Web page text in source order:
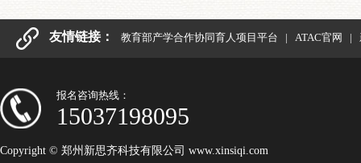
友情链接： 教育部产学合作协同育人项目平台 | ATAC官网 |
报名咨询热线：
15037198095
Copyright © 郑州新思齐科技有限公司 www.xinsiqi.com